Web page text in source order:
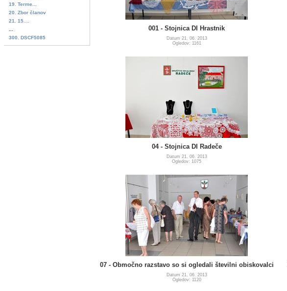
19. Terme...
20. Zbor članov
21. 15....
300. DSCF5085
001 - Stojnica DI Hrastnik
Datum 21. 06. 2013
Ogledov: 1161
04 - Stojnica DI Radeče
Datum 21. 06. 2013
Ogledov: 1075
07 - Območno razstavo so si ogledali številni obiskovalci
Datum 21. 06. 2013
Ogledov: 1120